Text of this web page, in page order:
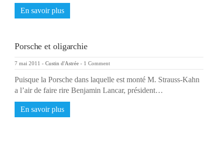
En savoir plus
Porsche et oligarchie
7 mai 2011 - Custin d'Astrée - 1 Comment
Puisque la Porsche dans laquelle est monté M. Strauss-Kahn
a l’air de faire rire Benjamin Lancar, président…
En savoir plus